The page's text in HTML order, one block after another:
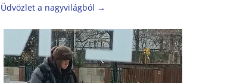
Üdvözlet a nagyvilágból →